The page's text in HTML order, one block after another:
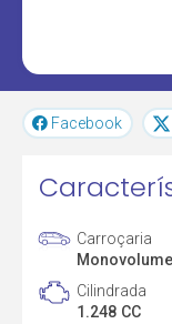
Facebook
Carroçaria
Monovolume
Cilindrada
1.248 CC